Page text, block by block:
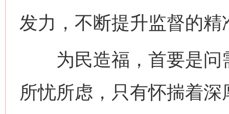
发力，不断提升监督的精
为民造福，首要是问
所忧所虑，只有怀揣着